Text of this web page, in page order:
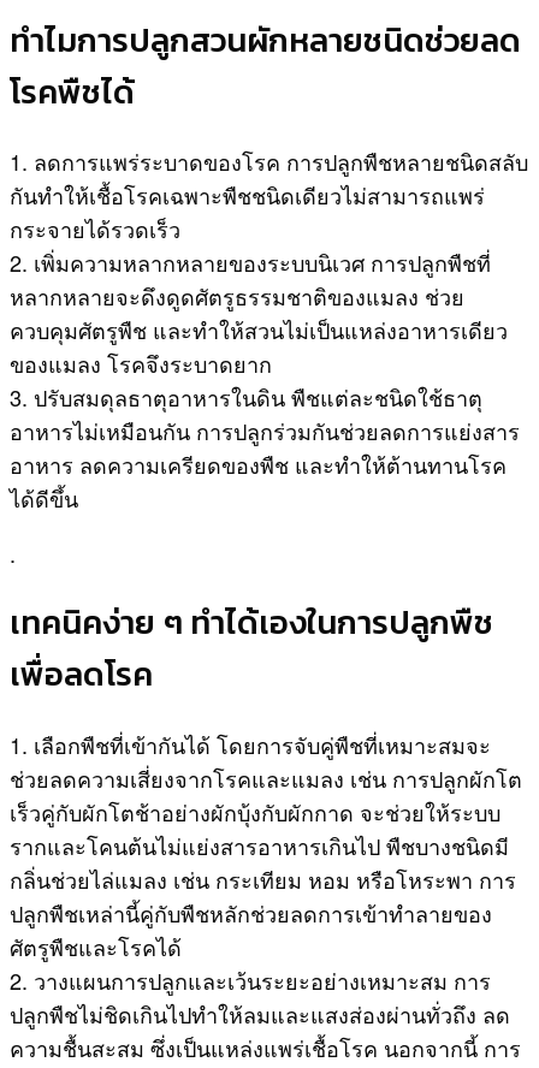
ทำไมการปลูกสวนผักหลายชนิดช่วยลด
โรคพืชได้
1. ลดการแพร่ระบาดของโรค การปลูกพืชหลายชนิดสลับ
กันทำให้เชื้อโรคเฉพาะพืชชนิดเดียวไม่สามารถแพร่
กระจายได้รวดเร็ว
2. เพิ่มความหลากหลายของระบบนิเวศ การปลูกพืชที่
หลากหลายจะดึงดูดศัตรูธรรมชาติของแมลง ช่วย
ควบคุมศัตรูพืช และทำให้สวนไม่เป็นแหล่งอาหารเดียว
ของแมลง โรคจึงระบาดยาก
3. ปรับสมดุลธาตุอาหารในดิน พืชแต่ละชนิดใช้ธาตุ
อาหารไม่เหมือนกัน การปลูกร่วมกันช่วยลดการแย่งสาร
อาหาร ลดความเครียดของพืช และทำให้ต้านทานโรค
ได้ดีขึ้น
.
เทคนิคง่าย ๆ ทำได้เองในการปลูกพืช
เพื่อลดโรค
1. เลือกพืชที่เข้ากันได้ โดยการจับคู่พืชที่เหมาะสมจะ
ช่วยลดความเสี่ยงจากโรคและแมลง เช่น การปลูกผักโต
เร็วคู่กับผักโตช้าอย่างผักบุ้งกับผักกาด จะช่วยให้ระบบ
รากและโคนต้นไม่แย่งสารอาหารเกินไป พืชบางชนิดมี
กลิ่นช่วยไล่แมลง เช่น กระเทียม หอม หรือโหระพา การ
ปลูกพืชเหล่านี้คู่กับพืชหลักช่วยลดการเข้าทำลายของ
ศัตรูพืชและโรคได้
2. วางแผนการปลูกและเว้นระยะอย่างเหมาะสม การ
ปลูกพืชไม่ชิดเกินไปทำให้ลมและแสงส่องผ่านทั่วถึง ลด
ความชื้นสะสม ซึ่งเป็นแหล่งแพร่เชื้อโรค นอกจากนี้ การ